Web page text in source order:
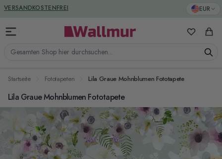
Zum Inhalt springen EUR
Gesamten Shop hier durchsuchen...
Meine
VERSANDKOSTENFREI
GREENGUARD ZERTIFIZIERT
Startseite Fototapeten Lila Graue Mohnblumen Fototapete
Lila Graue Mohnblumen Fototapete